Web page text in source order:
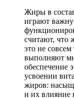
Жиры в
играют
считают, что
это не
выполняют
обеспечение
усвоении
жиров:
и их влияние